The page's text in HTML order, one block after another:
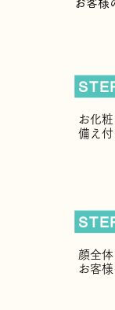
お客様
お化
備え
顔全
お客